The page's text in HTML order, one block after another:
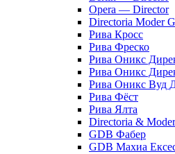
Opera — Director
Directoria Moder
Рива Кросс
Рива Фреско
Рива Оникс
Рива Оникс
Рива Оникс Вуд
Рива Фёст
Рива Ялта
Directoria &
GDB Фабер
GDB Махиа